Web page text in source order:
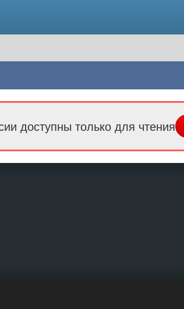
доступны только для чтения